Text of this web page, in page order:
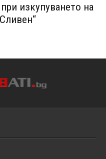
изкупуването на